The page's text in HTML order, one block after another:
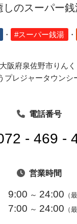
しのスーパー銭
・ #スーパー銭湯 ・
阪府泉佐野市りん
プレジャータウンシ
電話番号
- 469 -
営業時間
9:00 ～ 24:00 （
7:00 ～ 24:00 （